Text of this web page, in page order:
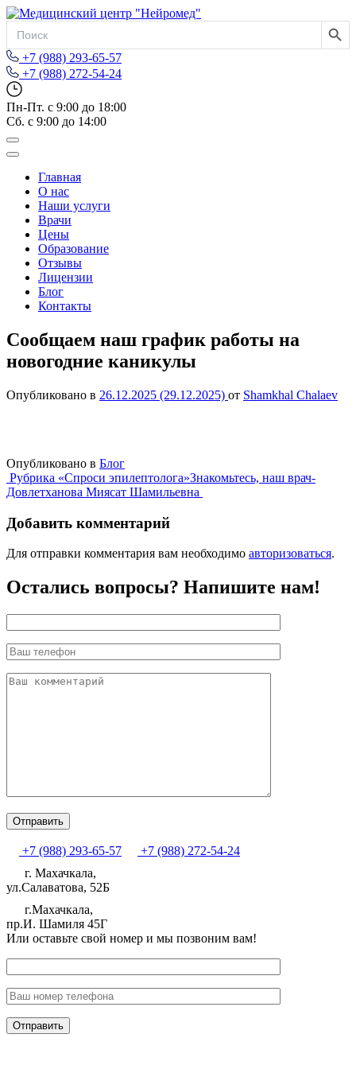
Search
for:
Search Button
+7 (988) 293-65-57
+7 (988) 272-54-24
Пн-Пт. с 9:00 до 18:00
Сб. с 9:00 до 14:00
Главная
О нас
Наши услуги
Врачи
Цены
Образование
Отзывы
Лицензии
Блог
Контакты
Сообщаем наш график работы на
новогодние каникулы
Опубликовано в 26.12.2025 (29.12.2025) от Shamkhal Chalaev
Опубликовано в Блог
Навигация
по
записям
Рубрика «Спроси эпилептолога»Знакомьтесь, наш врач-
Довлетханова Миясат Шамильевна
Добавить комментарий
Для отправки комментария вам необходимо авторизоваться.
Остались вопросы? Напишите нам!
+7 (988) 293-65-57
+7 (988) 272-54-24
г. Махачкала,
ул.Салаватова, 52Б
г.Махачкала,
пр.И. Шамиля 45Г
Или оставьте свой номер и мы позвоним вам!